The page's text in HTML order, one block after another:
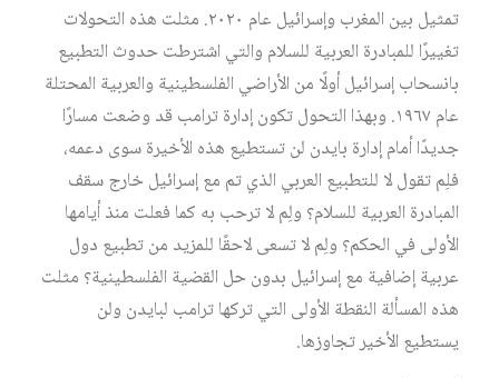
تمثيل بين المغرب وإسرائيل عام ٢٠٢٠. مثلت هذه التحولات
تغييرًا للمبادرة العربية للسلام والتي اشترطت حدوث التطبيع
بانسحاب إسرائيل أولًا من الأراضي الفلسطينية والعربية المحتلة
عام ١٩٦٧. وبهذا التحول تكون إدارة ترامب قد وضعت مسارًا
جديدًا أمام إدارة بايدن لن تستطيع هذه الأخيرة سوى دعمه،
فلِم تقول لا للتطبيع العربي الذي تم مع إسرائيل خارج سقف
المبادرة العربية للسلام؟ ولِم لا ترحب به كما فعلت منذ أيامها
الأولى في الحكم؟ ولِم لا تسعى لاحقًا للمزيد من تطبيع دول
عربية إضافية مع إسرائيل بدون حل القضية الفلسطينية؟ مثلت
هذه المسألة النقطة الأولى التي تركها ترامب لبايدن ولن
يستطيع الأخير تجاوزها.